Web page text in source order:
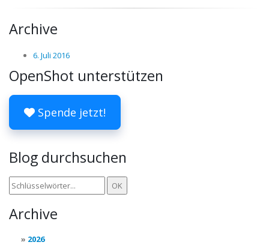
Archive
6. Juli 2016
OpenShot unterstützen
Spende jetzt!
Blog durchsuchen
Archive
2026